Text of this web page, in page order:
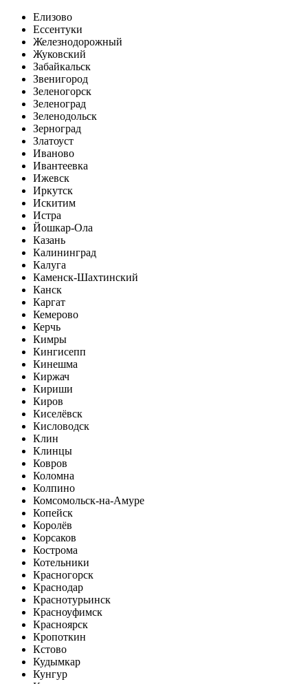
Елизово
Ессентуки
Железнодорожный
Жуковский
Забайкальск
Звенигород
Зеленогорск
Зеленоград
Зеленодольск
Зерноград
Златоуст
Иваново
Ивантеевка
Ижевск
Иркутск
Искитим
Истра
Йошкар-Ола
Казань
Калининград
Калуга
Каменск-Шахтинский
Канск
Каргат
Кемерово
Керчь
Кимры
Кингисепп
Кинешма
Киржач
Кириши
Киров
Киселёвск
Кисловодск
Клин
Клинцы
Ковров
Коломна
Колпино
Комсомольск-на-Амуре
Копейск
Королёв
Корсаков
Кострома
Котельники
Красногорск
Краснодар
Краснотурьинск
Красноуфимск
Красноярск
Кропоткин
Кстово
Кудымкар
Кунгур